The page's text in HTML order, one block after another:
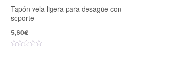
Tapón vela ligera para desagüe con
soporte
5,60€